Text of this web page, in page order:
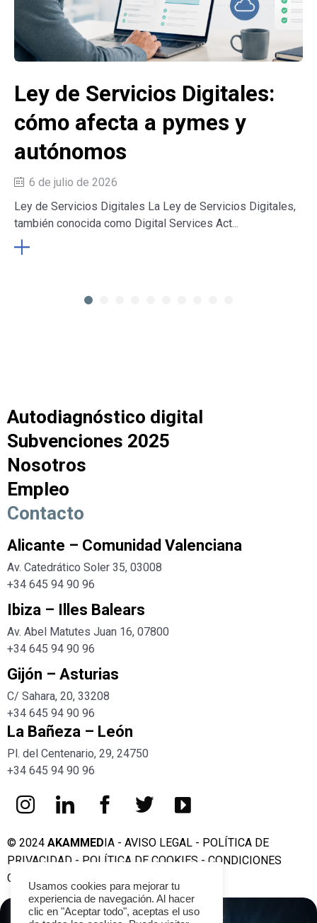
Ley de Servicios Digitales:
cómo afecta a pymes y
autónomos
6 de julio de 2026
Ley de Servicios Digitales La Ley de Servicios Digitales,
también conocida como Digital Services Act...
Autodiagnóstico digital
Subvenciones 2025
Nosotros
Empleo
Contacto
Alicante – Comunidad Valenciana
Av. Catedrático Soler 35, 03008
+34 645 94 90 96
Ibiza – Illes Balears
Av. Abel Matutes Juan 16, 07800
+34 645 94 90 96
Gijón – Asturias
C/ Sahara, 20, 33208
+34 645 94 90 96
La Bañeza – León
Pl. del Centenario, 29, 24750
+34 645 94 90 96
© 2024 AKAMMEDIA - AVISO LEGAL - POLÍTICA DE
PRIVACIDAD - POLÍTICA DE COOKIES - CONDICIONES
GENERALES DE CONTRATACIÓN
Usamos cookies para mejorar tu
experiencia de navegación. Al hacer
clic en "Aceptar todo", aceptas el uso